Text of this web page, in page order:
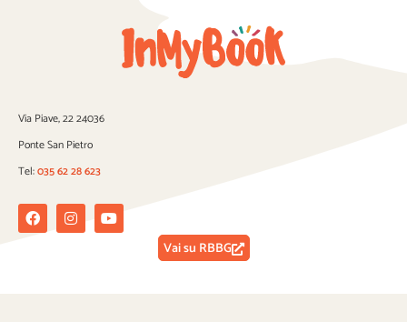
Via Piave, 22 24036
Ponte San Pietro
Tel:035 62 28 623
FacebookInstagramYoutube
Vai su RBBG